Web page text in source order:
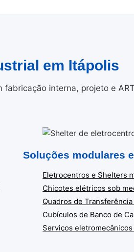
em Itápolis
interna, projeto e
Soluções modulares
Eletrocentros e Shelters
Chicotes elétricos sob
Quadros de
Cubículos de Banco de
Serviços